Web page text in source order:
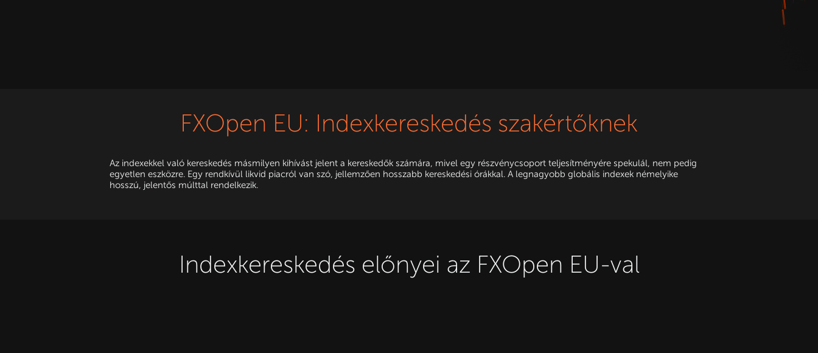
FXOpen EU: Indexkereskedés szakértőknek
Az indexekkel való kereskedés másmilyen kihívást jelent a kereskedők számára, mivel egy részvénycsoport teljesítményére spekulál, nem pedig
egyetlen eszközre. Egy rendkívül likvid piacról van szó, jellemzően hosszabb kereskedési órákkal. A legnagyobb globális indexek némelyike
hosszú, jelentős múlttal rendelkezik.
Indexkereskedés előnyei az FXOpen EU-val